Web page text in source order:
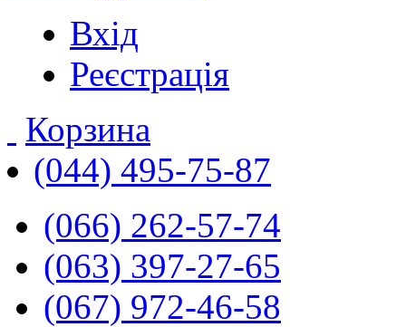
Вхід
Реєстрація
Корзина
(044) 495-75-87
(066) 262-57-74
(063) 397-27-65
(067) 972-46-58